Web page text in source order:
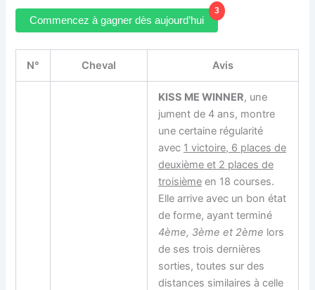
Commencez à gagner dès aujourd’hui
3
N° Cheval Avis
KISS ME WINNER, une
jument de 4 ans, montre
une certaine régularité
avec 1 victoire, 6 places de
deuxième et 2 places de
troisième en 18 courses.
Elle arrive avec un bon état
de forme, ayant terminé
4ème, 3ème et 2ème lors
de ses trois dernières
sorties, toutes sur des
distances similaires à celle